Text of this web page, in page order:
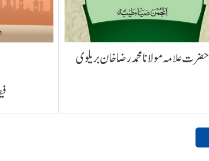
حضرت علامہ مولانا محمد رضا خان بریلوی